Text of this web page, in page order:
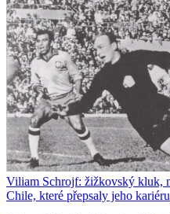
Viliam Schrojf: žižkovský kluk,
Chile, které přepsaly jeho kariéru